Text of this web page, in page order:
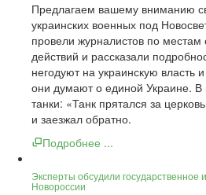
Предлагаем вашему вниманию
украинских военных под
провели журналистов по
действий и рассказали
негодуют на украинскую власть
они думают о единой Украине.
танки: «Танк прятался за
и заезжал обратно.
Подробнее ...
Эксперты обсудили государственное
Новороссии